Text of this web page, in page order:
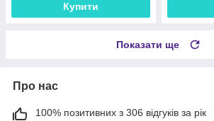
Купити
Показати ще
Про нас
100% позитивних з 306 відгуків за рік